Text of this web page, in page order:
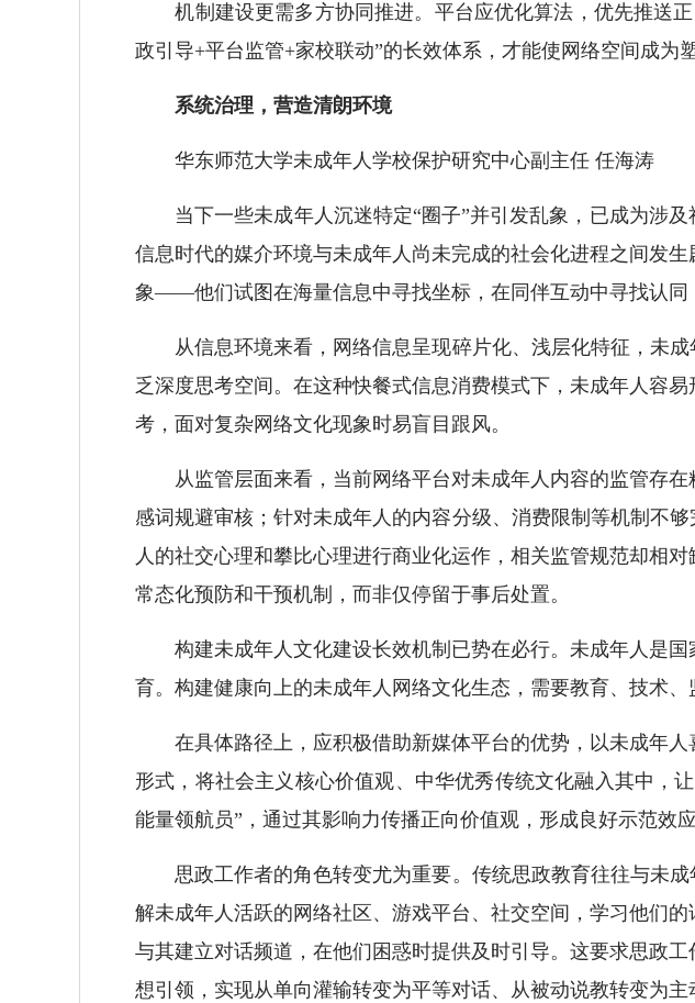
机制建设更需多方协同推进。平台应优化算法，优先推送正
政引导+平台监管+家校联动”的长效体系，才能使网络空间成为
系统治理，营造清朗环境
华东师范大学未成年人学校保护研究中心副主任 任海涛
当下一些未成年人沉迷特定“圈子”并引发乱象，已成为涉及
信息时代的媒介环境与未成年人尚未完成的社会化进程之间发
象——他们试图在海量信息中寻找坐标，在同伴互动中寻找认同
从信息环境来看，网络信息呈现碎片化、浅层化特征，未成
乏深度思考空间。在这种快餐式信息消费模式下，未成年人容
考，面对复杂网络文化现象时易盲目跟风。
从监管层面来看，当前网络平台对未成年人内容的监管存在
感词规避审核；针对未成年人的内容分级、消费限制等机制不
人的社交心理和攀比心理进行商业化运作，相关监管规范却相
常态化预防和干预机制，而非仅停留于事后处置。
构建未成年人文化建设长效机制已势在必行。未成年人是国
育。构建健康向上的未成年人网络文化生态，需要教育、技术
在具体路径上，应积极借助新媒体平台的优势，以未成年人
形式，将社会主义核心价值观、中华优秀传统文化融入其中，
能量领航员”，通过其影响力传播正向价值观，形成良好示范效应
思政工作者的角色转变尤为重要。传统思政教育往往与未成
解未成年人活跃的网络社区、游戏平台、社交空间，学习他们
与其建立对话频道，在他们困惑时提供及时引导。这要求思政
想引领，实现从单向灌输转变为平等对话、从被动说教转变为主